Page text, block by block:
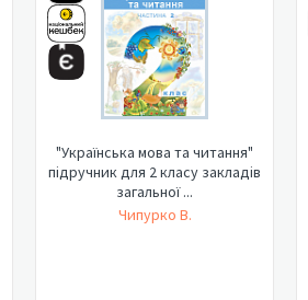
"Українська мова та читання"
підручник для 2 класу закладів
загальної ...
Чипурко В.